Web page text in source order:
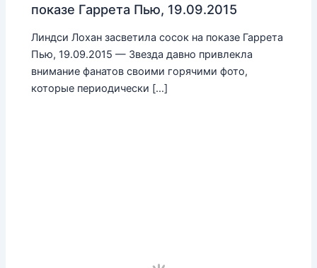
показе Гаррета Пью, 19.09.2015
Линдси Лохан засветила сосок на показе Гаррета
Пью, 19.09.2015 — Звезда давно привлекла
внимание фанатов своими горячими фото,
которые периодически […]